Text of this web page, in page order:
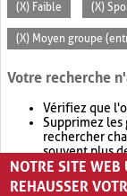
(X) Faible (X)
(X) Moyen groupe
Votre recherche
Vérifiez que
Supprimez
rechercher
souvent plus
Envisagez
retournera
NOTRE SITE
REHAUSSER